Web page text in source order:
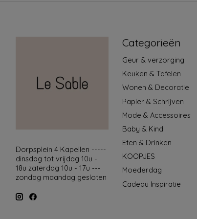
Dorpsplein 4 Kapellen -----
dinsdag tot vrijdag 10u -
18u zaterdag 10u - 17u ---
zondag maandag gesloten
Categorieën
Geur & verzorging
Keuken & Tafelen
Wonen & Decoratie
Papier & Schrijven
Mode & Accessoires
Baby & Kind
Eten & Drinken
KOOPJES
Moederdag
Cadeau Inspiratie